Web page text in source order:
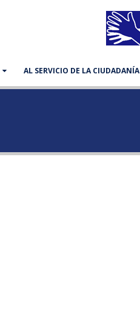
AL SERVICIO DE LA CIUDADANÍA